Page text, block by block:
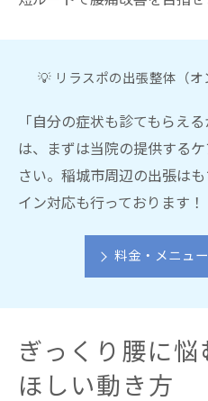
💡 リラスポの出張整体（
「自分の症状も診てもらえ
は、まずは当院の提供する
さい。稲城市周辺の出張は
イン対応も行っております！
料金・メニュ
ぎっくり腰に悩
ほしい動き方